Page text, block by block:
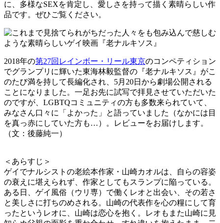
に、多様なSEXを肯定し、愛しさを持って描く素晴らしい作
品です。ぜひご覧ください。
2018年の第27回レインボー・リール東京のコンペティション
でグランプリに輝いた東海林毅監督の『老ナルキソス』がこ
のたび満を持して長編化され、5月20日から劇場公開される
ことになりました。一足お先に試写で拝見させていただいた
のですが、LGBTQコミュニティの方も多数来られていて、
みなさん口々に「よかった」と語っていました（なかには目
を真っ赤にしていた方も…）。レビューをお届けします。
（文：後藤純一）
＜あらすじ＞
ゲイでナルシストの老絵本作家・山崎カオルは、自らの容姿
の衰えに堪えられず、作家としてもスランプに陥っている。
ある日、ゲイ風俗（ウリ専）で働くレオと出会い、その若さ
と美しさに打ちのめされる。山崎の代表作を心の糧にして育
ったというレオに、山崎は恋心を抱く。レオもまた山崎に見